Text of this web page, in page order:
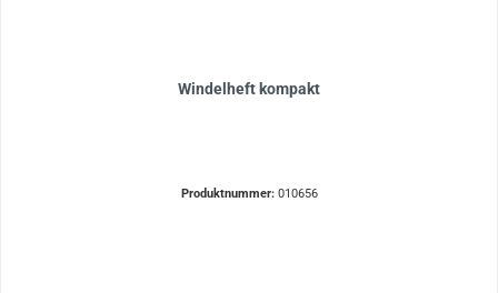
Windelheft kompakt
Produktnummer: 010656